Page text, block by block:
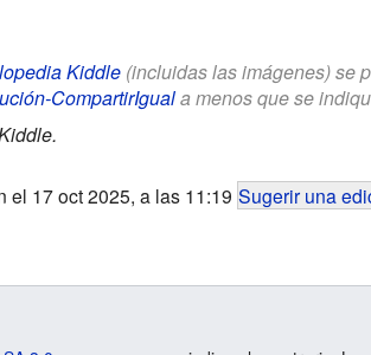
Kiddle(incluidas las imágenes) se
CompartirIguala menos que se
el 17 oct 2025, a las 11:19 Sugerir una